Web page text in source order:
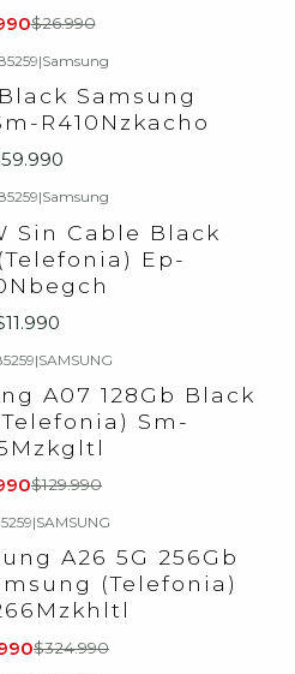
$26.990
|Samsung
Samsung
R410Nzkacho
|Samsung
Sin Cable Black
Ep-
|SAMSUNG
A07 128Gb Black
Sm-
$129.990
|SAMSUNG
A26 5G 256Gb
(Telefonia)
$324.990